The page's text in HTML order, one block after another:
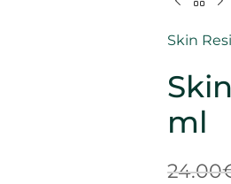
Skin
ml
24.00